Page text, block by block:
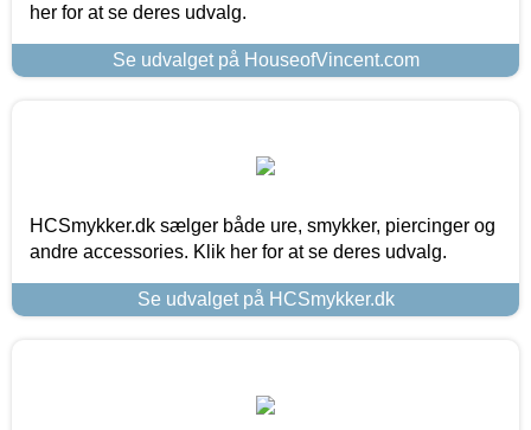
her for at se deres udvalg.
Se udvalget på HouseofVincent.com
HCSmykker.dk sælger både ure, smykker, piercinger og
andre accessories. Klik her for at se deres udvalg.
Se udvalget på HCSmykker.dk